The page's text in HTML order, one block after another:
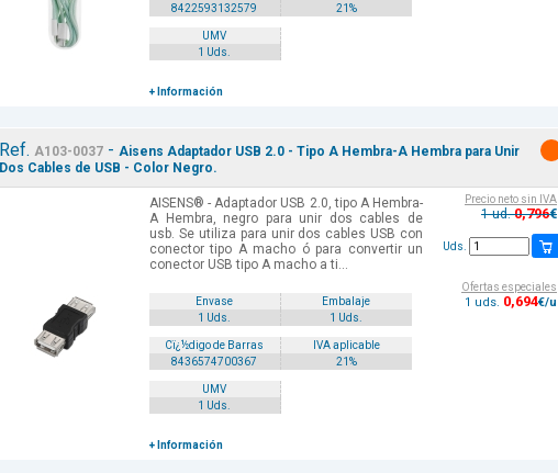
8422593132579
21%
UMV
1 Uds.
+ Información
Ref. A103-0037 - Aisens Adaptador USB 2.0 - Tipo A Hembra-A Hembra para Unir
Dos Cables de USB - Color Negro.
AISENS® - Adaptador USB 2.0, tipo A Hembra-
A Hembra, negro para unir dos cables de
usb. Se utiliza para unir dos cables USB con
conector tipo A macho ó para convertir un
conector USB tipo A macho a ti...
Envase
Embalaje
1 Uds.
1 Uds.
Cï¿½digo de Barras
IVA aplicable
8436574700367
21%
UMV
1 Uds.
+ Información
Precio neto sin IVA
1 ud.0,796€
Uds.
Ofertas especiales
1 uds. 0,694€/u